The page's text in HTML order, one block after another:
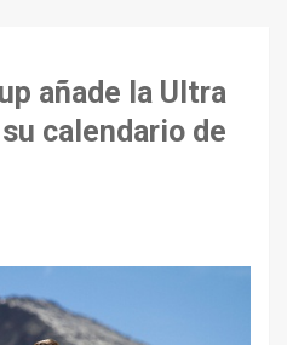
añade la Ultra
calendario de